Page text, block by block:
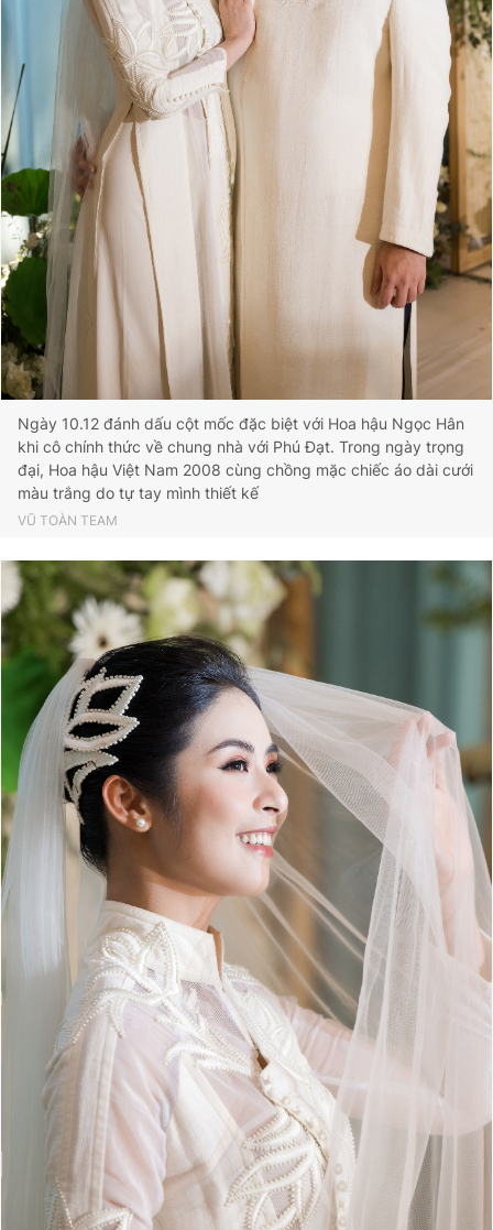
Theo dõi báo trên
0906 645 777
Liên hệ quảng cáo
Đặt báo Quảng cáo RSS Chính sách bảo
Tổng biên tập: Nguyễn Ngọc Toàn
Phó tổng biên tập thường trực: Hải Thành
Phó tổng biên tập: Lâm Hiếu Dũng
Phó tổng biên tập: Trần Việt Hưng
Tổng thư ký tòa soạn: Đức Trung
Giấy phép xuất bản số 110/GP - BTTTT cấp ngày 24.3.2020
© 2003-2026 Bản quyền thuộc về Báo Thanh Niên. Cấm sao
chép dưới mọi hình thức nếu không có sự chấp thuận bằng văn
bản. Phát triển bởi ePi Technologies, JSC.
Ngày 10.12 đánh dấu cột mốc đặc biệt với Hoa hậu Ngọc Hân
khi cô chính thức về chung nhà với Phú Đạt. Trong ngày trọng
đại, Hoa hậu Việt Nam 2008 cùng chồng mặc chiếc áo dài cưới
màu trắng do tự tay mình thiết kế
VŨ TOÀN TEAM